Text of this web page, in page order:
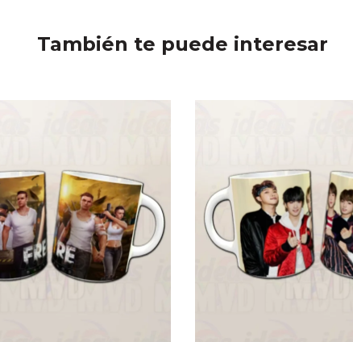
También te puede interesar